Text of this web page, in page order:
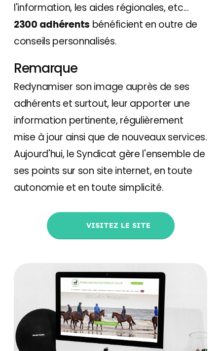
l'information, les aides régionales, etc...
2300 adhérents bénéficient en outre de
conseils personnalisés.
Remarque
Redynamiser son image auprès de ses
adhérents et surtout, leur apporter une
information pertinente, régulièrement
mise à jour ainsi que de nouveaux services.
Aujourd'hui, le Syndicat gère l'ensemble de
ses points sur son site internet, en toute
autonomie et en toute simplicité.
VISITEZ LE SITE